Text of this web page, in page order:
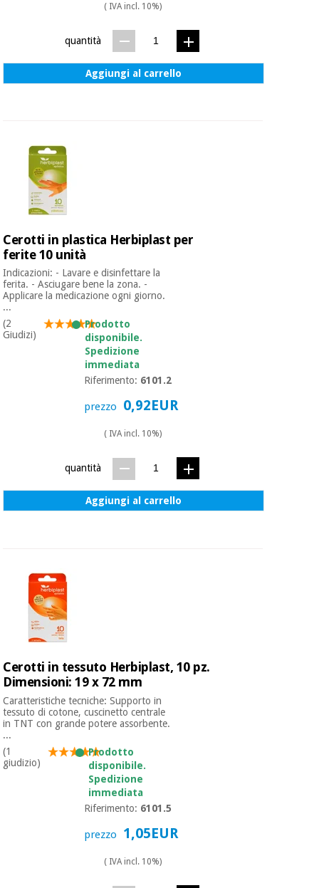
Veterinario
Strumenti
chirurgici
(liquidazione)
pilates
Armadi
sanitari
Veterinario
Ortopedia
Strumenti
( IVA incl. 10%)
quantità
Aggiungi al carrello
Cerotti in plastica Herbiplast per
ferite 10 unità
Indicazioni: - Lavare e disinfettare la
ferita. - Asciugare bene la zona. -
Applicare la medicazione ogni giorno.
...
(2
Giudizi)
Prodotto
disponibile.
Spedizione
immediata
Riferimento: 6101.2
prezzo 0,92EUR
( IVA incl. 10%)
quantità
Aggiungi al carrello
Cerotti in tessuto Herbiplast, 10 pz.
Dimensioni: 19 x 72 mm
Caratteristiche tecniche: Supporto in
tessuto di cotone, cuscinetto centrale
in TNT con grande potere assorbente.
...
(1
giudizio)
Prodotto
disponibile.
Spedizione
immediata
Riferimento: 6101.5
prezzo 1,05EUR
( IVA incl. 10%)